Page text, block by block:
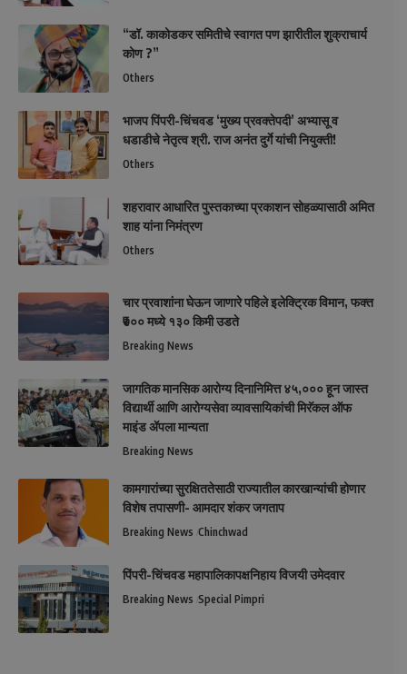
“डॉ. काकोडकर समितीचे स्वागत पण झारीतील शुक्राचार्य
कोण ?”
Others
भाजप पिंपरी-चिंचवड ‘मुख्य प्रवक्तेपदी’ अभ्यासू व
धडाडीचे नेतृत्व श्री. राज अनंत दुर्गे यांची नियुक्ती!
Others
शहरावार आधारित पुस्तकाच्या प्रकाशन सोहळ्यासाठी अमित
शाह यांना निमंत्रण
Others
चार प्रवाशांना घेऊन जाणारे पहिले इलेक्ट्रिक विमान, फक्त
₹७०० मध्ये १३० किमी उडते
Breaking News
जागतिक मानसिक आरोग्य दिनानिमित्त ४५,००० हून जास्त
विद्यार्थी आणि आरोग्यसेवा व्यावसायिकांची मिरॅकल ऑफ
माइंड ॲपला मान्यता
Breaking News
कामगारांच्या सुरक्षिततेसाठी राज्यातील कारखान्यांची होणार
विशेष तपासणी- आमदार शंकर जगताप
Breaking News Chinchwad
पिंपरी-चिंचवड महापालिकापक्षनिहाय विजयी उमेदवार
Breaking News Special Pimpri